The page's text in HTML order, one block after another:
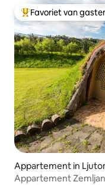
Topfavoriet van
Favoriet van
Appartement in
Appartement